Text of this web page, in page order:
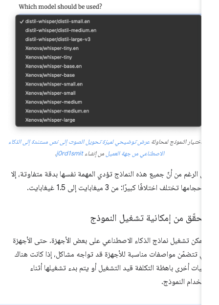
اختيار النموذج لمحاولةعرض توضيحي لميزة تحويل الصوت إلى نص مستندة إلى الذكاء
الاصطناعي من جهة العميلمن إنشاءj0rd1smit
.
الرغم من أنّ جميع هذه النماذج تؤدي المهمة نفسها بدقة متفاوتة، إلا
تختلف اختلافًا كبيرًا: من 3 ميغابايت إلى 1.5 غيغابايت.
من إمكانية تشغيل النموذج
يمكن تشغيل نماذج الذكاء الاصطناعي على بعض الأجهزة. حتى الأجهزة
تتضمّن مواصفات مناسبة للأجهزة قد تواجه مشاكل، إذا كانت هناك
أخرى باهظة التكلفة قيد التشغيل أو يتم بدء تشغيلها أثناء
النموذج.